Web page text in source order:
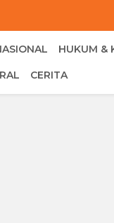
HUKUM &
CERITA